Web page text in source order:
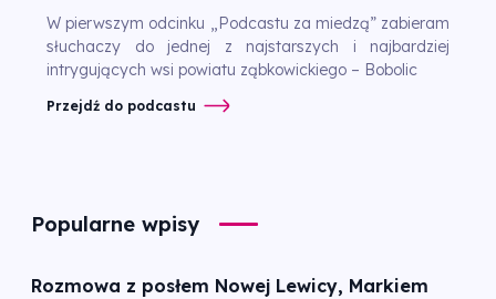
W pierwszym odcinku „Podcastu za miedzą” zabieram
słuchaczy do jednej z najstarszych i najbardziej
intrygujących wsi powiatu ząbkowickiego – Bobolic
Przejdź do podcastu
Popularne wpisy
Rozmowa z posłem Nowej Lewicy, Markiem